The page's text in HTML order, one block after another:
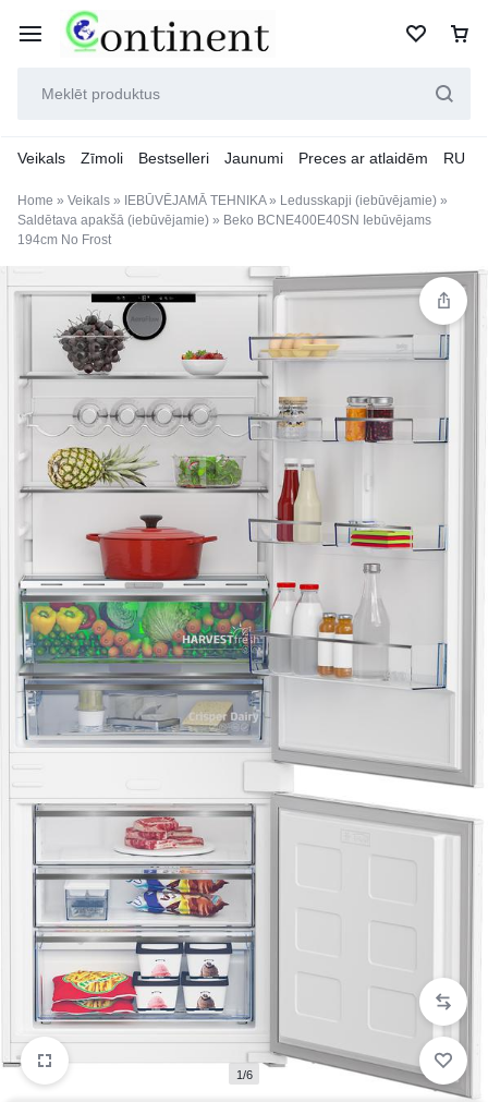
Veikals Zīmoli Bestselleri Jaunumi Preces ar atlaidēm RU
Home » Veikals » IEBŪVĒJAMĀ TEHNIKA» Ledusskapji (iebūvējamie) »
Saldētava apakšā (iebūvējamie) » Beko BCNE400E40SN Iebūvējams
194cm No Frost
1/6